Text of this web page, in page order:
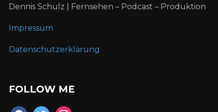
Dennis Schulz | Fernsehen – Podcast – Produktion
Impressum
Datenschutzerklärung
FOLLOW ME